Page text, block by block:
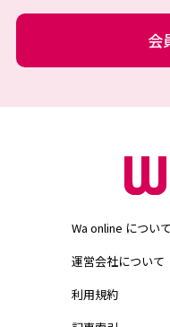
会
Wa online について
運営会社について
利用規約